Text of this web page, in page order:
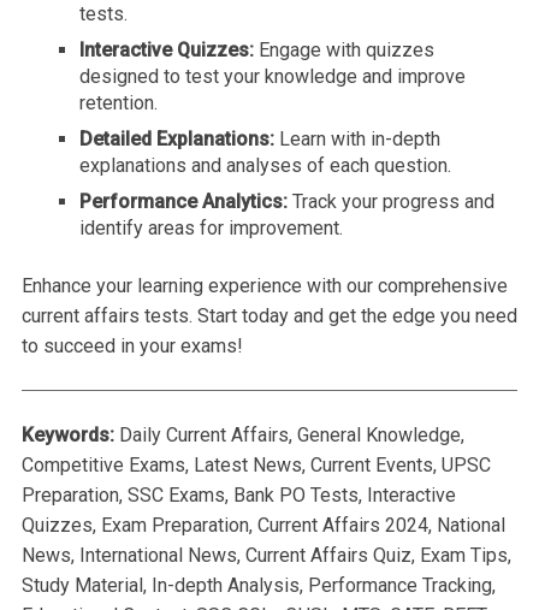
tests.
Interactive Quizzes: Engage with quizzes
designed to test your knowledge and improve
retention.
Detailed Explanations: Learn with in-depth
explanations and analyses of each question.
Performance Analytics: Track your progress and
identify areas for improvement.
Enhance your learning experience with our comprehensive
current affairs tests. Start today and get the edge you need
to succeed in your exams!
Keywords: Daily Current Affairs, General Knowledge,
Competitive Exams, Latest News, Current Events, UPSC
Preparation, SSC Exams, Bank PO Tests, Interactive
Quizzes, Exam Preparation, Current Affairs 2024, National
News, International News, Current Affairs Quiz, Exam Tips,
Study Material, In-depth Analysis, Performance Tracking,